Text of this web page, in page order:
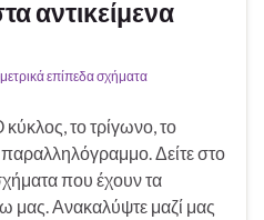
αντικείμενα
επίπεδα σχήματα
το τρίγωνο, το
Δείτε στο
που έχουν τα
μας. Ανακαλύψτε μαζί μας